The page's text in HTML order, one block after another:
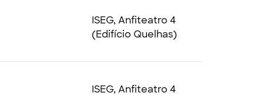
ISEG, Anfiteatro 4
(Edifício Quelhas)
ISEG, Anfiteatro 4